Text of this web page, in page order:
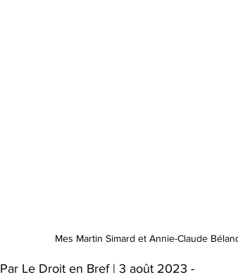
Mes Martin Simard et Annie-Claude
Par Le Droit en Bref | 3 août 2023 -